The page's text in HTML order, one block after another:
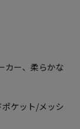
カー、柔らかな
ケット/メッシ